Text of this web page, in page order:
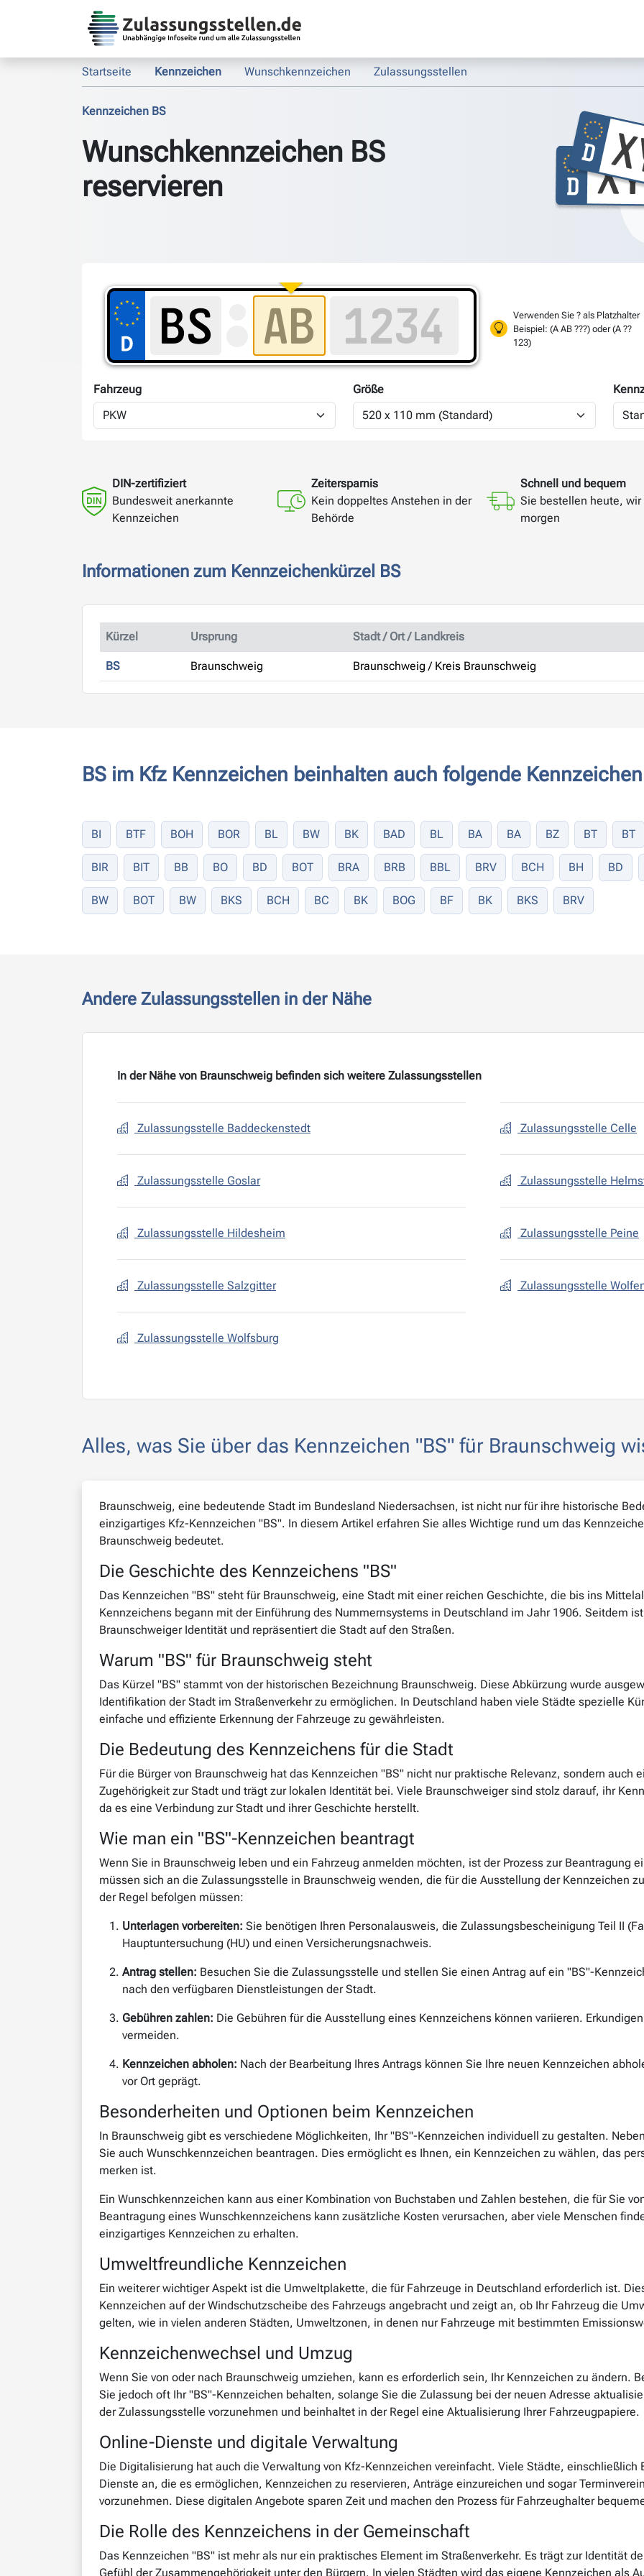
Startseite Kennzeichen Wunschkennzeichen Zulassungsstellen
Kennzeichen BS
Wunschkennzeichen BS
reservieren
Verwenden Sie ? als Platzhalter
Beispiel: (A AB ???) oder (A ??
123)
Fahrzeug Größe
DIN-zertifiziert
Bundesweit anerkannte
Kennzeichen
Zeitersparnis
Kein doppeltes Anstehen in der
Behörde
Schnell und bequem
Sie bestellen heute, wir
morgen
Informationen zum Kennzeichenkürzel BS
Kürzel Ursprung Stadt / Ort / Landkreis
BS Braunschweig Braunschweig / Kreis Braunschweig
BS im Kfz Kennzeichen beinhalten auch folgende Kennzeichen
BI BTF BOH BOR BL BW BK BAD BL BA BA BZ BT BT
BIR BIT BB BO BD BOT BRA BRB BBL BRV BCH BH BD
BW BOT BW BKS BCH BC BK BOG BF BK BKS BRV
Andere Zulassungsstellen in der Nähe
In der Nähe von Braunschweig befinden sich weitere Zulassungsstellen
Zulassungsstelle Baddeckenstedt Zulassungsstelle Celle
Zulassungsstelle Goslar Zulassungsstelle
Zulassungsstelle Hildesheim Zulassungsstelle Peine
Zulassungsstelle Salzgitter Zulassungsstelle
Zulassungsstelle Wolfsburg
Alles, was Sie über das Kennzeichen "BS" für Braunschweig
Braunschweig, eine bedeutende Stadt im Bundesland Niedersachsen, ist nicht nur für ihre historische
einzigartiges Kfz-Kennzeichen "BS". In diesem Artikel erfahren Sie alles Wichtige rund um das
Braunschweig bedeutet.
Die Geschichte des Kennzeichens "BS"
Das Kennzeichen "BS" steht für Braunschweig, eine Stadt mit einer reichen Geschichte, die bis ins
Kennzeichens begann mit der Einführung des Nummernsystems in Deutschland im Jahr 1906. Seitdem
Braunschweiger Identität und repräsentiert die Stadt auf den Straßen.
Warum "BS" für Braunschweig steht
Das Kürzel "BS" stammt von der historischen Bezeichnung Braunschweig. Diese Abkürzung wurde
Identifikation der Stadt im Straßenverkehr zu ermöglichen. In Deutschland haben viele Städte spezielle
einfache und effiziente Erkennung der Fahrzeuge zu gewährleisten.
Die Bedeutung des Kennzeichens für die Stadt
Für die Bürger von Braunschweig hat das Kennzeichen "BS" nicht nur praktische Relevanz, sondern auch
Zugehörigkeit zur Stadt und trägt zur lokalen Identität bei. Viele Braunschweiger sind stolz darauf, ihr
da es eine Verbindung zur Stadt und ihrer Geschichte herstellt.
Wie man ein "BS"-Kennzeichen beantragt
Wenn Sie in Braunschweig leben und ein Fahrzeug anmelden möchten, ist der Prozess zur Beantragung
müssen sich an die Zulassungsstelle in Braunschweig wenden, die für die Ausstellung der Kennzeichen
der Regel befolgen müssen:
Unterlagen vorbereiten: Sie benötigen Ihren Personalausweis, die Zulassungsbescheinigung Teil II
Hauptuntersuchung (HU) und einen Versicherungsnachweis.
Antrag stellen: Besuchen Sie die Zulassungsstelle und stellen Sie einen Antrag auf ein "BS"-
nach den verfügbaren Dienstleistungen der Stadt.
Gebühren zahlen: Die Gebühren für die Ausstellung eines Kennzeichens können variieren.
vermeiden.
Kennzeichen abholen: Nach der Bearbeitung Ihres Antrags können Sie Ihre neuen Kennzeichen
vor Ort geprägt.
Besonderheiten und Optionen beim Kennzeichen
In Braunschweig gibt es verschiedene Möglichkeiten, Ihr "BS"-Kennzeichen individuell zu gestalten.
Sie auch Wunschkennzeichen beantragen. Dies ermöglicht es Ihnen, ein Kennzeichen zu wählen, das
merken ist.
Ein Wunschkennzeichen kann aus einer Kombination von Buchstaben und Zahlen bestehen, die für Sie
Beantragung eines Wunschkennzeichens kann zusätzliche Kosten verursachen, aber viele Menschen
einzigartiges Kennzeichen zu erhalten.
Umweltfreundliche Kennzeichen
Ein weiterer wichtiger Aspekt ist die Umweltplakette, die für Fahrzeuge in Deutschland erforderlich ist.
Kennzeichen auf der Windschutzscheibe des Fahrzeugs angebracht und zeigt an, ob Ihr Fahrzeug die
gelten, wie in vielen anderen Städten, Umweltzonen, in denen nur Fahrzeuge mit bestimmten
Kennzeichenwechsel und Umzug
Wenn Sie von oder nach Braunschweig umziehen, kann es erforderlich sein, Ihr Kennzeichen zu ändern.
Sie jedoch oft Ihr "BS"-Kennzeichen behalten, solange Sie die Zulassung bei der neuen Adresse
der Zulassungsstelle vorzunehmen und beinhaltet in der Regel eine Aktualisierung Ihrer Fahrzeugpapiere.
Online-Dienste und digitale Verwaltung
Die Digitalisierung hat auch die Verwaltung von Kfz-Kennzeichen vereinfacht. Viele Städte,
Dienste an, die es ermöglichen, Kennzeichen zu reservieren, Anträge einzureichen und sogar
vorzunehmen. Diese digitalen Angebote sparen Zeit und machen den Prozess für Fahrzeughalter
Die Rolle des Kennzeichens in der Gemeinschaft
Das Kennzeichen "BS" ist mehr als nur ein praktisches Element im Straßenverkehr. Es trägt zur Identität
Gefühl der Zusammengehörigkeit unter den Bürgern. In vielen Städten wird das eigene Kennzeichen als